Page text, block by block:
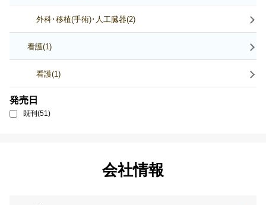
外科･移植(手術)･人工臓器(2)
看護(1)
看護(1)
発売日
既刊(51)
会社情報